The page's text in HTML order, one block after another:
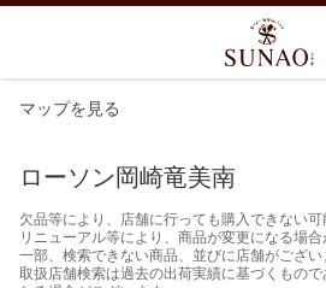
マップを見る
ローソン岡崎竜美南
欠品等により、店舗に行っても購入できない
リニューアル等により、商品が変更になる場
一部、検索できない商品、並びに店舗がござい
取扱店舗検索は過去の出荷実績に基づくもの